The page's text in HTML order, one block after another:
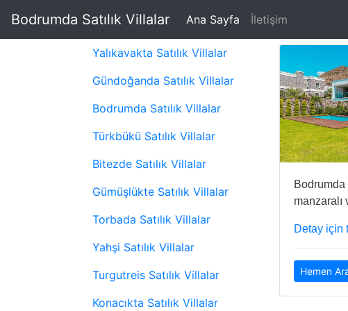
Bodrumda Satılık Villalar Ana Sayfa (current)
İletişim
Yalıkavakta Satılık Villalar
Gündoğanda Satılık Villalar
Bodrumda Satılık Villalar
Türkbükü Satılık Villalar
Bitezde Satılık Villalar
Gümüşlükte Satılık Villalar
Torbada Satılık Villalar
Yahşi Satılık Villalar
Turgutreis Satılık Villalar
Konacıkta Satılık Villalar
Bodrumda
manzaralı
Detay için
Hemen